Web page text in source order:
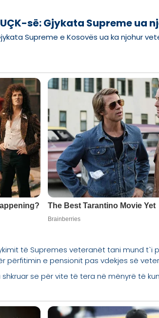
së: Gjykata Supreme ua
Supreme e Kosovës ua ka njohur
të Supremes veteranët tani mund
përfitimin e pensionit pas vdekjes së
shkruar se për vite të tera në mënyrë të